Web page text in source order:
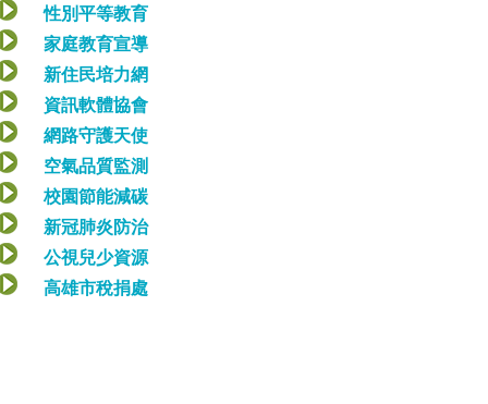
性別平等教育
家庭教育宣導
新住民培力網
資訊軟體協會
網路守護天使
空氣品質監測
校園節能減碳
新冠肺炎防治
公視兒少資源
高雄市稅捐處